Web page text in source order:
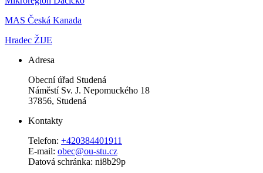
MAS Česká Kanada
Hradec ŽIJE
Adresa
Obecní úřad Studená
Náměstí Sv. J. Nepomuckého 18
37856, Studená
Kontakty
Telefon: +420384401911
E-mail: obec@ou-stu.cz
Datová schránka: ni8b29p